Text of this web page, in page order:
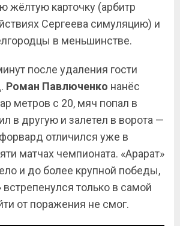
жёлтую карточку (арбитр
Сергеева симуляцию) и
в меньшинстве.
после удаления гости
Роман Павлюченко нанёс
метров с 20, мяч попал в
в другую и залетел в ворота —
отличился уже в
матчах чемпионата. «Арарат»
и до более крупной победы,
только в самой
от поражения не смог.